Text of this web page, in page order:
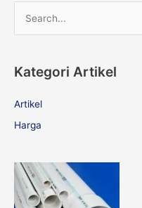
r
r
Kategori Artikel
Artikel
Harga